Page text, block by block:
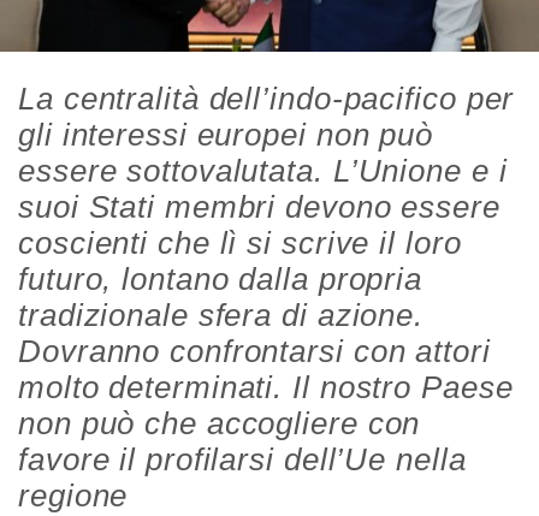
La centralità dell’indo-pacifico per
gli interessi europei non può
essere sottovalutata. L’Unione e i
suoi Stati membri devono essere
coscienti che lì si scrive il loro
futuro, lontano dalla propria
tradizionale sfera di azione.
Dovranno confrontarsi con attori
molto determinati. Il nostro Paese
non può che accogliere con
favore il profilarsi dell’Ue nella
regione